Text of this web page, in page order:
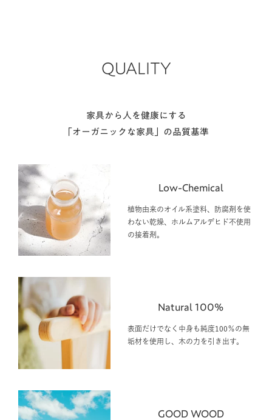
QUALITY
家具から人を健康にする
「オーガニックな家具」の品質基準
Low-Chemical
植物由来のオイル系塗料、防腐剤を使
わない乾燥、ホルムアルデヒド不使用
の接着剤。
Natural 100%
表面だけでなく中身も純度100％の無
垢材を使用し、木の力を引き出す。
GOOD WOOD